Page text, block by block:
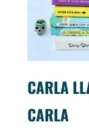
CARLA
CARLA